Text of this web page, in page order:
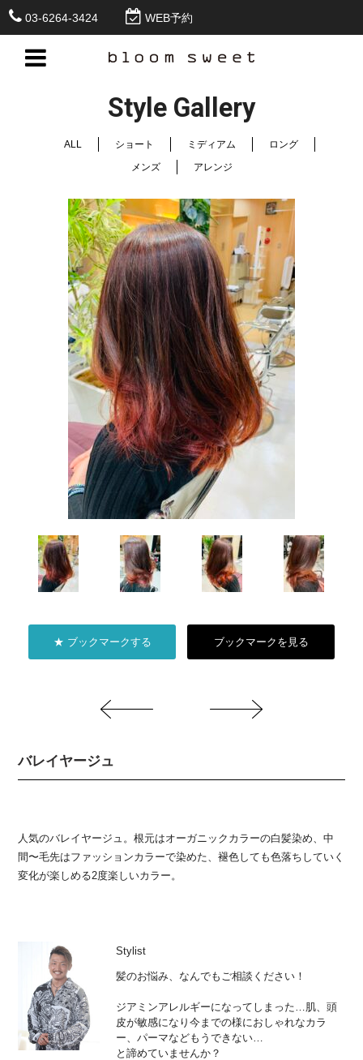
03-6264-3424 WEB予約
Style Gallery
ALL ショート ミディアム
ロング
メンズ
アレンジ
★ ブックマークする ブックマークを見る
バレイヤージュ
人気のバレイヤージュ。根元はオーガニックカラーの白髪染め、中
間〜毛先はファッションカラーで染めた、褪色しても色落ちしていく
変化が楽しめる2度楽しいカラー。
Stylist
髪のお悩み、なんでもご相談ください！
ジアミンアレルギーになってしまった…肌、頭
皮が敏感になり今までの様におしゃれなカラ
ー、パーマなどもうできない…
と諦めていませんか？